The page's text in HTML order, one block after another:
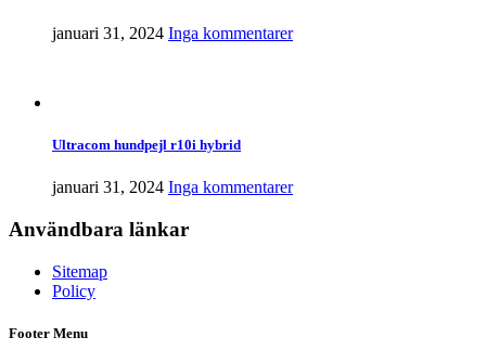
januari 31, 2024 Inga kommentarer
Ultracom hundpejl r10i hybrid
januari 31, 2024 Inga kommentarer
Användbara länkar
Sitemap
Policy
Footer Menu